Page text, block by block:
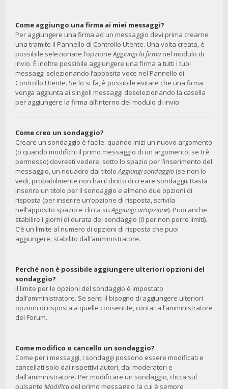
Come aggiungo una firma ai miei messaggi?
Per aggiungere una firma ad un messaggio devi prima crearne
una tramite il Pannello di Controllo Utente. Una volta creata, è
possibile selezionare l’opzioneAggiungi la firma nel modulo di
invio. È inoltre possibile aggiungere una firma a tutti i tuoi
messaggi selezionando l’apposita voce nel Pannello di
Controllo Utente. Se lo si fa, è possibile evitare che una firma
venga aggiunta ai singoli messaggi deselezionando la casella
per aggiungere la firma all’interno del modulo di invio.
Come creo un sondaggio?
Creare un sondaggio è facile: quando inizi un nuovo argomento
(o quando modifichi il primo messaggio di un argomento, se ti è
permesso) dovresti vedere, sotto lo spazio per l’inserimento del
messaggio, un riquadro dal titoloAggiungi sondaggio (se non lo
vedi, probabilmente non hai il diritto di creare sondaggi). Basta
inserire un titolo per il sondaggio e almeno due opzioni di
risposta (per inserire un’opzione di risposta, scrivila
nell’apposito spazio e clicca suAggiungi un’opzione). Puoi anche
stabilire i giorni di durata del sondaggio (0 per non porre limiti).
C’è un limite al numero di opzioni di risposta che puoi
aggiungere, stabilito dall’amministratore.
Perché non è possibile aggiungere ulteriori opzioni del
sondaggio?
Il limite per le opzioni del sondaggio è impostato
dall’amministratore. Se senti il bisogno di aggiungere ulteriori
opzioni di risposta a quelle consentite, contatta l’amministratore
del Forum.
Come modifico o cancello un sondaggio?
Come per i messaggi, i sondaggi possono essere modificati e
cancellati solo dai rispettivi autori, dai moderatori e
dall’amministratore. Per modificare un sondaggio, clicca sul
pulsante Modifica del primo messaggio (a cui è sempre